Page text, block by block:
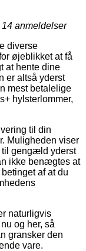
14 anmeldelser
diverse
øjeblikket at få
at hente dine
er altså yderst
mest betalelige
hylsterlommer,
til din
Muligheden viser
til gengæld yderst
ikke benægtes at
af at du
naturligvis
og her, så
gransker den
vare.